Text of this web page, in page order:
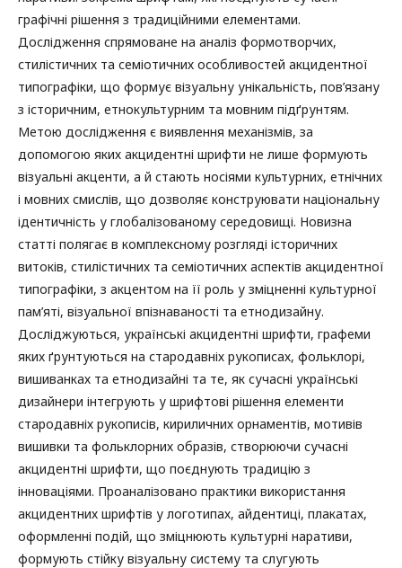
графічні рішення з традиційними елементами.
Дослідження спрямоване на аналіз формотворчих,
стилістичних та семіотичних особливостей акцидентної
типографіки, що формує візуальну унікальність, пов’язану
з історичним, етнокультурним та мовним підґрунтям.
Метою дослідження є виявлення механізмів, за
допомогою яких акцидентні шрифти не лише формують
візуальні акценти, а й стають носіями культурних, етнічних
і мовних смислів, що дозволяє конструювати національну
ідентичність у глобалізованому середовищі. Новизна
статті полягає в комплексному розгляді історичних
витоків, стилістичних та семіотичних аспектів акцидентної
типографіки, з акцентом на її роль у зміцненні культурної
пам’яті, візуальної впізнаваності та етнодизайну.
Досліджуються, українські акцидентні шрифти, графеми
яких ґрунтуються на стародавніх рукописах, фольклорі,
вишиванках та етнодизайні та те, як сучасні українські
дизайнери інтегрують у шрифтові рішення елементи
стародавніх рукописів, кириличних орнаментів, мотивів
вишивки та фольклорних образів, створюючи сучасні
акцидентні шрифти, що поєднують традицію з
інноваціями. Проаналізовано практики використання
акцидентних шрифтів у логотипах, айдентиці, плакатах,
оформленні подій, що зміцнюють культурні наративи,
формують стійку візуальну систему та слугують